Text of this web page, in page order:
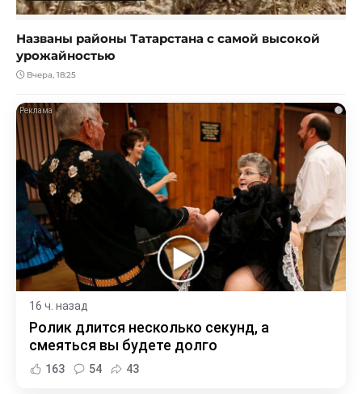
Названы районы Татарстана с самой высокой
урожайностью
Вчера, 18:25
i
16 ч. назад
Ролик длится несколько секунд, а
смеяться вы будете долго
163 54 43